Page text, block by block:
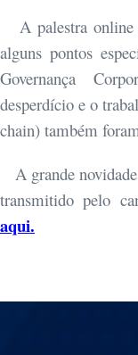
A palestra online
alguns pontos
Governança
desperdício e o
chain) também
A grande
transmitido pelo
aqui.